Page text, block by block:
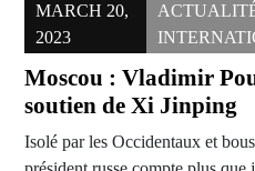
MARCH 20,
2023
Moscou : Vladimir
soutien de Xi Jinping
Isolé par les Occidentaux et